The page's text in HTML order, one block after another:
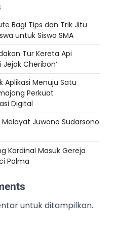
Bagi Tips dan Trik Jitu
untuk Siswa SMA
Tur Kereta Api
Jejak Cheribon’
Aplikasi Menuju Satu
Perkuat
Digital
Melayat Juwono Sudarsono
Kardinal Masuk Gereja
Palma
untuk ditampilkan.